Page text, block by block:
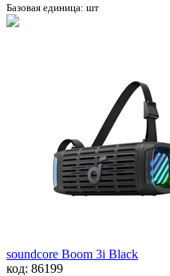
Базовая единица: шт
soundcore Boom 3i Black
код: 86199